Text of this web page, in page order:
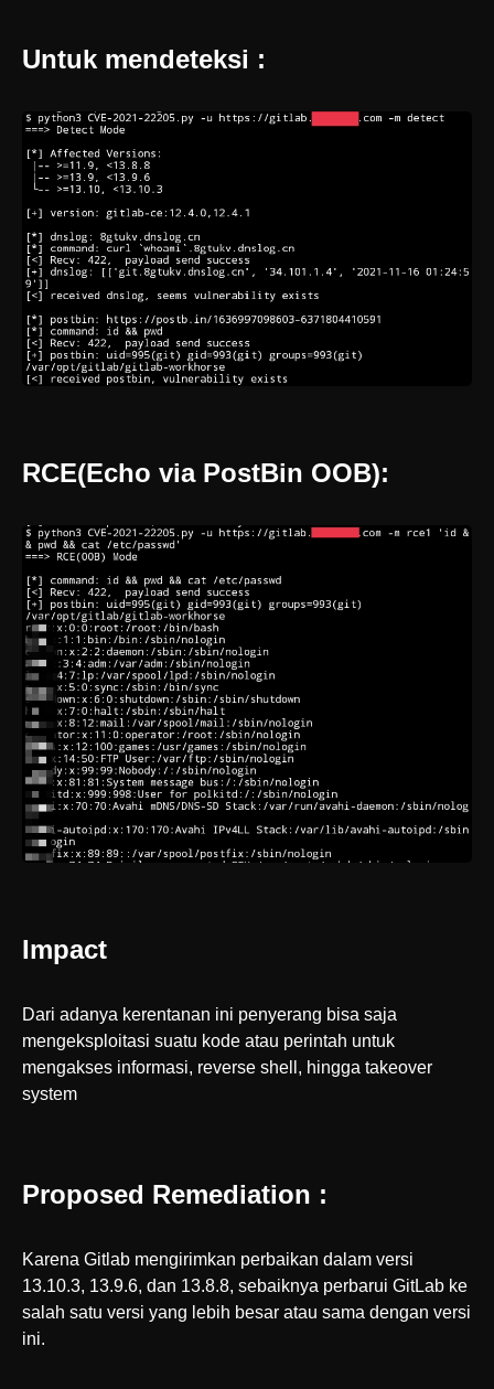
Untuk mendeteksi :
RCE(Echo via PostBin OOB):
Impact
Dari adanya kerentanan ini penyerang bisa saja
mengeksploitasi suatu kode atau perintah untuk
mengakses informasi, reverse shell, hingga takeover
system
Proposed Remediation :
Karena Gitlab mengirimkan perbaikan dalam versi
13.10.3, 13.9.6, dan 13.8.8, sebaiknya perbarui GitLab ke
salah satu versi yang lebih besar atau sama dengan versi
ini.